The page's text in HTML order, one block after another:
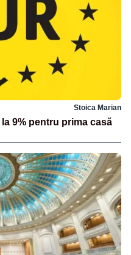
Stoica Marian
9% pentru prima casă